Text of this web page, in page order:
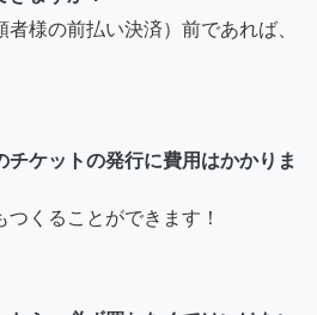
様の前払い決済）前であれば、
ケットの発行に費用はかかりま
くることができます！